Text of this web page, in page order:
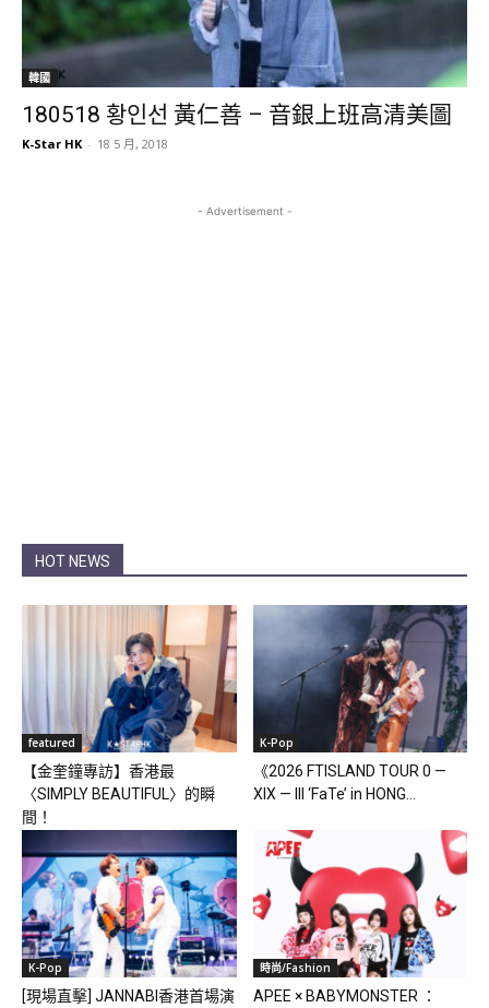
韓國
180518 황인선 黃仁善 – 音銀上班高清美圖
K-Star HK - 18 5 月, 2018
- Advertisement -
HOT NEWS
featured
【金奎鐘專訪】香港最
〈SIMPLY BEAUTIFUL〉的瞬
間！
K-Pop
《2026 FTISLAND TOUR 0 —
XIX — III ‘FaTe’ in HONG...
K-Pop
[現場直擊] JANNABI香港首場演
時尚/Fashion
APEE × BABYMONSTER ：